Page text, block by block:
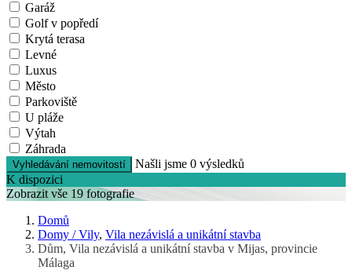
Garáž
Golf v popředí
Krytá terasa
Levné
Luxus
Město
Parkoviště
U pláže
Výtah
Záhrada
Vyhledávání nemovitostí Našli jsme0 výsledků
K dispozici
Zobrazit vše 19 fotografie
Domů
Domy / Vily,Vila nezávislá a unikátní stavba
Dům, Vila nezávislá a unikátní stavba v Mijas, provincie
Málaga